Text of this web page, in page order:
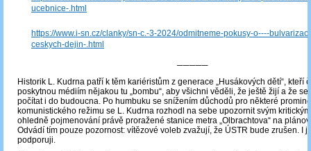
ucebnice-.html
https://www.i-sn.cz/clanky/sn-c.-3-2024/odmitneme-pokusy-o----
ceskych-dejin-.html
─────
Historik L. Kudrna patří k těm kariéristům z generace „Husákových dětí“, kteří
poskytnou médiím nějakou tu „bombu“, aby všichni věděli, že ještě žijí a že se
počítat i do budoucna. Po humbuku se snížením důchodů pro některé
komunistického režimu se L. Kudrna rozhodl na sebe upozornit svým
ohledně pojmenování právě proražené stanice metra „Olbrachtova“ na
Odvádí tím pouze pozornost: vítězové voleb zvažují, že ÚSTR bude zrušen. I
podporuji.